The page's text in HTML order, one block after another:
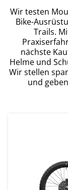
Wir testen
Bike-
Trails.
nächste
Helme und
Wir stellen
und